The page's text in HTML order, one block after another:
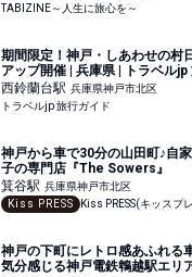
TABIZINE～人生に旅心を～
期間限定！神戸・しあわせの村
アップ開催 | 兵庫県 | トラベルjp
西鈴蘭台駅 兵庫県神戸市北区
トラベルjp 旅行ガイド
神戸から車で30分の山田町♪自
子の専門店『The Sowers』
箕谷駅 兵庫県神戸市北区
Kiss PRESS
神戸の下町にレトロ感あふれ
気分感じる神戸電鉄鵯越駅エリ